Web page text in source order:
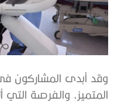
وقد أبدى المشاركون
المتميز، والفرصة